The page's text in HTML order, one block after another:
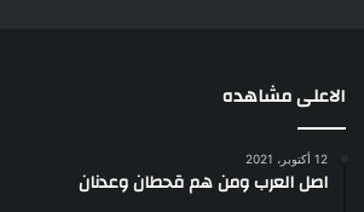
الاعلى مشاهده
12 أكتوبر، 2021
اصل العرب ومن هم قحطان وعدنان